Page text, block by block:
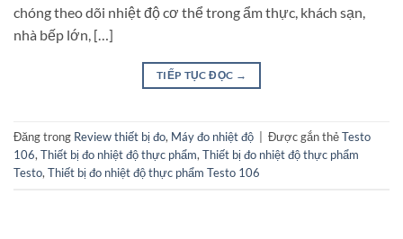
chóng theo dõi nhiệt độ cơ thể trong ẩm thực, khách sạn,
nhà bếp lớn, […]
TIẾP TỤC ĐỌC →
Đăng trong Review thiết bị đo, Máy đo nhiệt độ Được gắn thẻTesto
106, Thiết bị đo nhiệt độ thực phẩm, Thiết bị đo nhiệt độ thực phẩm
Testo, Thiết bị đo nhiệt độ thực phẩm Testo 106